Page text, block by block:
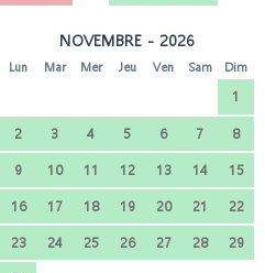
NOVEMBRE - 2026
Lun Mar Mer Jeu Ven Sam Dim
1
2
3 4 5 6 7
8
9
10 11 12 13 14
15
16
17 18 19 20 21
22
23
24 25 26 27 28
29